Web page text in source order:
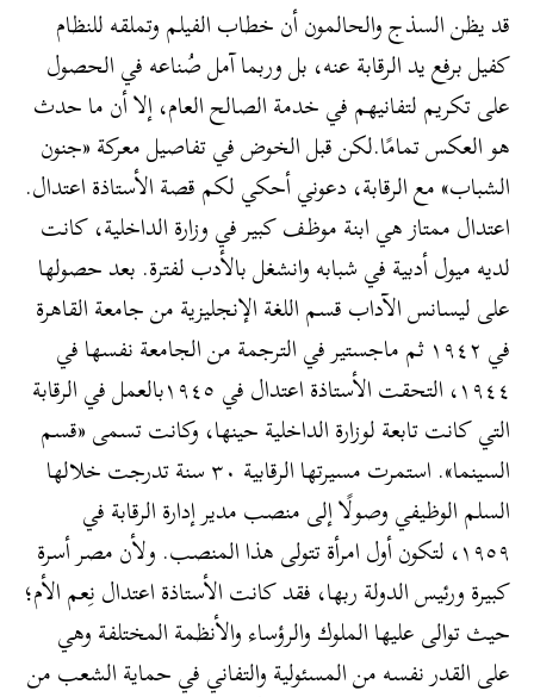
قد يظن السذج والحالمون أن خطاب الفيلم وتملقه للنظام
كفيل برفع يد الرقابة عنه، بل وربما آمل صُناعه في الحصول
على تكريم لتفانيهم في خدمة الصالح العام، إلا أن ما حدث
هو العكس تمامًا.لكن قبل الخوض في تفاصيل معركة «جنون
الشباب» مع الرقابة، دعوني أحكي لكم قصة الأستاذة اعتدال.
اعتدال ممتاز هي ابنة موظف كبير في وزارة الداخلية، كانت
لديه ميول أدبية في شبابه وانشغل بالأدب لفترة. بعد حصولها
على ليسانس الآداب قسم اللغة الإنجليزية من جامعة القاهرة
في ١٩٤٢ ثم ماجستير في الترجمة من الجامعة نفسها في
١٩٤٤، التحقت الأستاذة اعتدال في ١٩٤٥بالعمل في الرقابة
التي كانت تابعة لوزارة الداخلية حينها، وكانت تسمى «قسم
السينما». استمرت مسيرتها الرقابية ٣٠ سنة تدرجت خلالها
السلم الوظيفي وصولًا إلى منصب مدير إدارة الرقابة في
١٩٥٩، لتكون أول امرأة تتولى هذا المنصب. ولأن مصر أسرة
كبيرة ورئيس الدولة ربها، فقد كانت الأستاذة اعتدال نِعم الأم؛
حيث توالى عليها الملوك والرؤساء والأنظمة المختلفة وهي
على القدر نفسه من المسئولية والتفاني في حماية الشعب من